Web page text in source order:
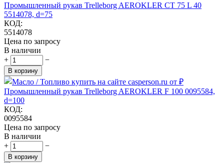
Промышленный рукав Trelleborg AEROKLER CT 75 L 40
5514078, d=75
КОД:
5514078
Цена по запросу
В наличии
+
−
В корзину
Промышленный рукав Trelleborg AEROKLER F 100 0095584,
d=100
КОД:
0095584
Цена по запросу
В наличии
+
−
В корзину